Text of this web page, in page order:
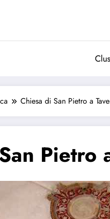
Chiesa di San Pietro a
Pietro